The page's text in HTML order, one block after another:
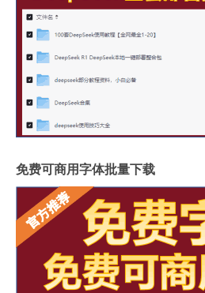
免费可商用字体批量下载